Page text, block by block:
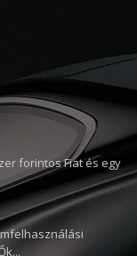
forintos Fiat és egy